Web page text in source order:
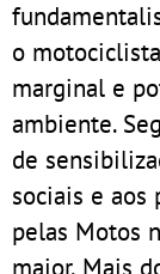
o
marginal e
ambiente.
de
sociais e aos
pelas Motos
maior. Mais